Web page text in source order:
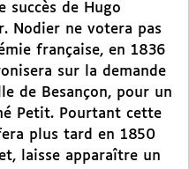
succès de Hugo
Nodier ne votera pas
française, en 1836
sur la demande
de Besançon, pour un
Petit. Pourtant cette
plus tard en 1850
laisse apparaître un